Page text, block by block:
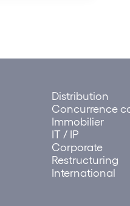
Distribution
Concurrence
Immobilier
IT / IP
Corporate
Restructuring
International